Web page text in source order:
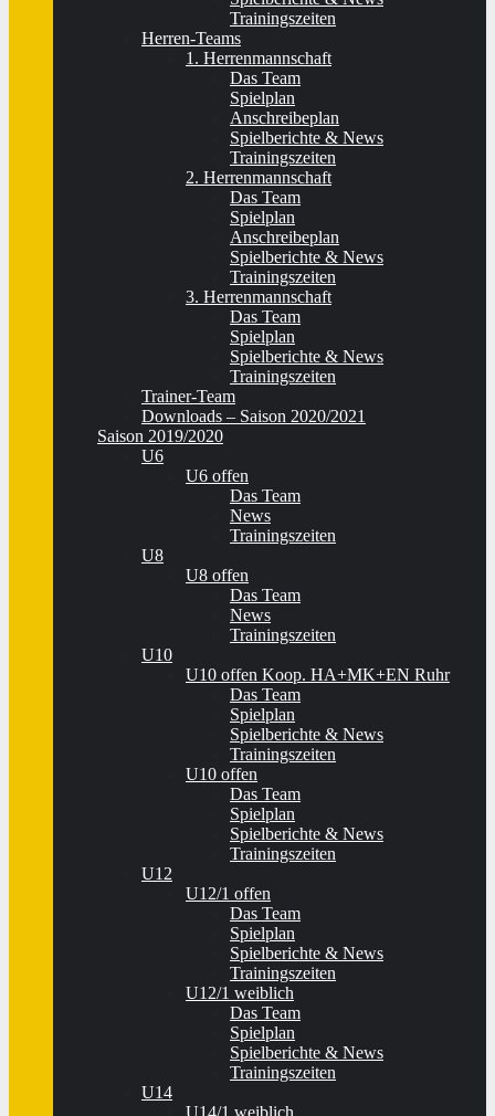
Trainingszeiten
Herren-Teams
1. Herrenmannschaft
Das Team
Spielplan
Anschreibeplan
Spielberichte & News
Trainingszeiten
2. Herrenmannschaft
Das Team
Spielplan
Anschreibeplan
Spielberichte & News
Trainingszeiten
3. Herrenmannschaft
Das Team
Spielplan
Spielberichte & News
Trainingszeiten
Trainer-Team
Downloads – Saison 2020/2021
Saison 2019/2020
U6
U6 offen
Das Team
News
Trainingszeiten
U8
U8 offen
Das Team
News
Trainingszeiten
U10
U10 offen Koop. HA+MK+EN Ruhr
Das Team
Spielplan
Spielberichte & News
Trainingszeiten
U10 offen
Das Team
Spielplan
Spielberichte & News
Trainingszeiten
U12
U12/1 offen
Das Team
Spielplan
Spielberichte & News
Trainingszeiten
U12/1 weiblich
Das Team
Spielplan
Spielberichte & News
Trainingszeiten
U14
U14/1 weiblich